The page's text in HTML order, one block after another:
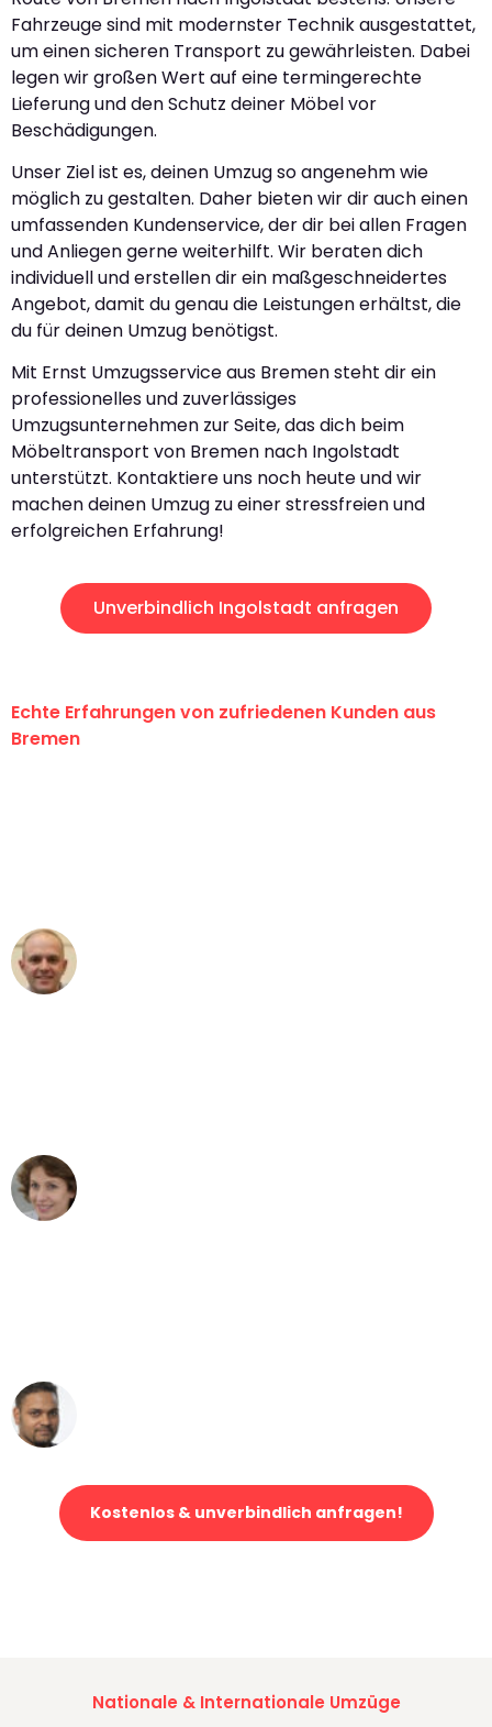
Fahrzeuge sind mit modernster Technik ausgestattet,
um einen sicheren Transport zu gewährleisten. Dabei
legen wir großen Wert auf eine termingerechte
Lieferung und den Schutz deiner Möbel vor
Beschädigungen.
Unser Ziel ist es, deinen Umzug so angenehm wie
möglich zu gestalten. Daher bieten wir dir auch einen
umfassenden Kundenservice, der dir bei allen Fragen
und Anliegen gerne weiterhilft. Wir beraten dich
individuell und erstellen dir ein maßgeschneidertes
Angebot, damit du genau die Leistungen erhältst, die
du für deinen Umzug benötigst.
Mit Ernst Umzugsservice aus Bremen steht dir ein
professionelles und zuverlässiges
Umzugsunternehmen zur Seite, das dich beim
Möbeltransport von Bremen nach Ingolstadt
unterstützt. Kontaktiere uns noch heute und wir
machen deinen Umzug zu einer stressfreien und
erfolgreichen Erfahrung!
Unverbindlich Ingolstadt anfragen
Echte Erfahrungen von zufriedenen Kunden aus
Bremen
Kostenlos & unverbindlich anfragen!
Nationale & Internationale Umzüge